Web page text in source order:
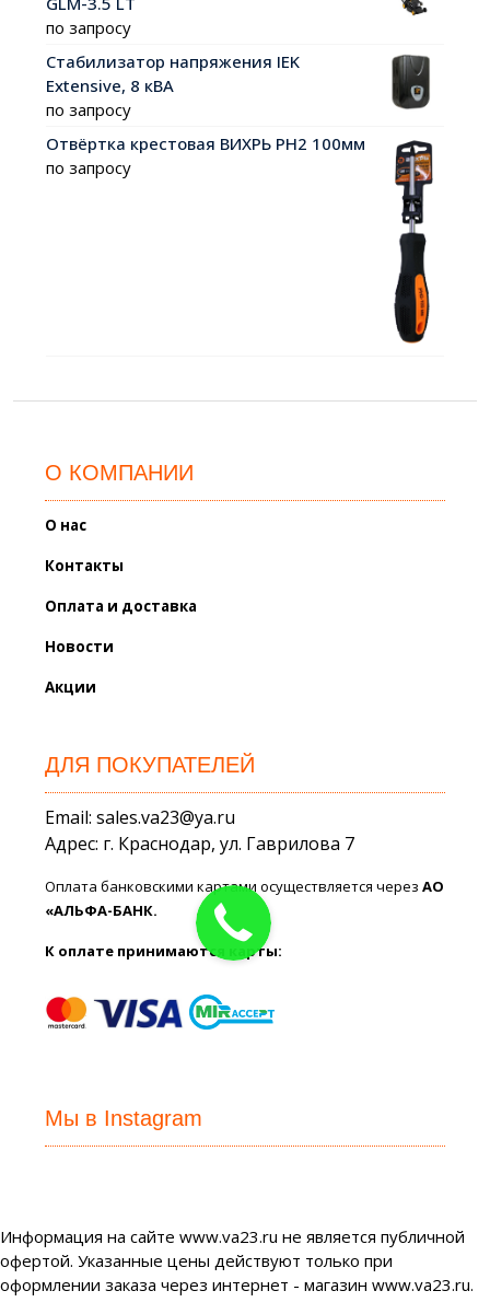
по запросу
Стабилизатор напряжения IEK
Extensive, 8 кВА
по запросу
Отвёртка крестовая ВИХРЬ PH2 100мм
по запросу
О КОМПАНИИ
О нас
Контакты
Оплата и доставка
Новости
Акции
ДЛЯ ПОКУПАТЕЛЕЙ
Email: sales.va23@ya.ru
Адрес: г. Краснодар, ул. Гаврилова 7
Оплата банковскими картами осуществляется черезАО
«АЛЬФА-БАНК.
К оплате принимаются карты:
Мы в Instagram
Информация на сайте www.va23.ru не является публичной
офертой. Указанные цены действуют только при
оформлении заказа через интернет - магазин www.va23.ru.